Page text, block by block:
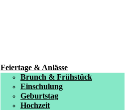
Feiertage & Anlässe
Brunch & Frühstück
Einschulung
Geburtstag
Hochzeit